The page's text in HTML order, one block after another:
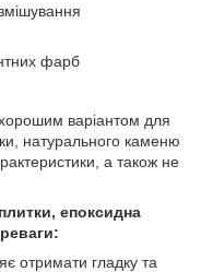
фарб
варіантом для
натурального каменю
а також не
епоксидна
отримати гладку та